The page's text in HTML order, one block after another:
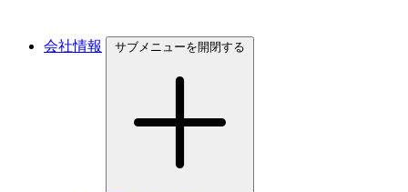
会社情報 サブメニューを開閉する